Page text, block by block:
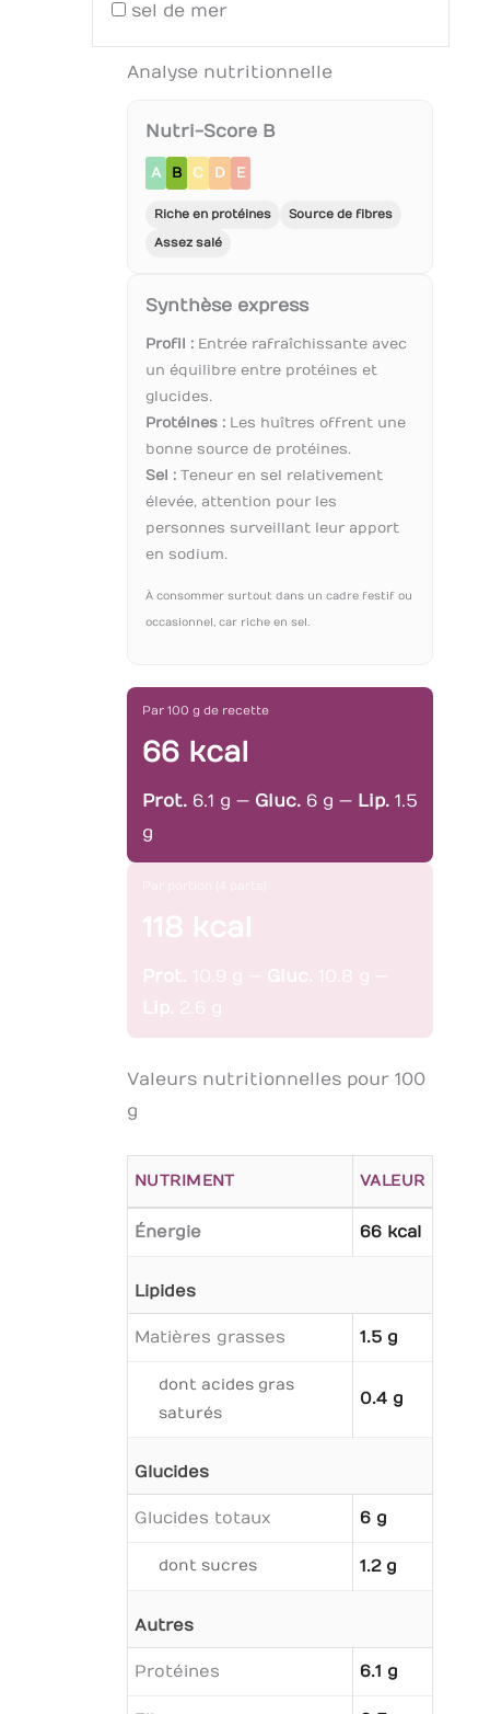
sel de mer
Analyse nutritionnelle
Nutri-Score B
A B C D E
Riche en protéines
Source de fibres
Assez salé
Synthèse express
Profil : Entrée rafraîchissante avec
un équilibre entre protéines et
glucides.
Protéines : Les huîtres offrent une
bonne source de protéines.
Sel : Teneur en sel relativement
élevée, attention pour les
personnes surveillant leur apport
en sodium.
À consommer surtout dans un cadre festif ou
occasionnel, car riche en sel.
Par 100 g de recette
66 kcal
Prot. 6.1 g — Gluc. 6 g — Lip. 1.5
g
118 kcal
Prot. 10.9 g — Gluc. 10.8 g —
Lip. 2.6 g
Valeurs nutritionnelles pour 100
g
NUTRIMENT VALEUR
Énergie 66 kcal
Lipides
Matières grasses 1.5 g
dont acides gras
saturés
0.4 g
Glucides
Glucides totaux 6 g
dont sucres 1.2 g
Autres
Protéines 6.1 g